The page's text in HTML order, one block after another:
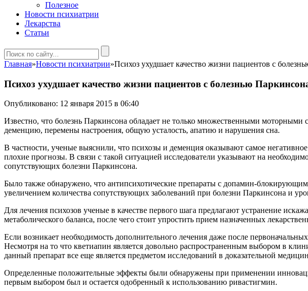
Полезное
Новости психиатрии
Лекарства
Статьи
Главная»Новости психиатрии»Психоз ухудшает качество жизни пациентов с
Психоз ухудшает качество жизни пациентов с болезнью
Опубликовано: 12 января 2015 в 06:40
Известно, что болезнь Паркинсона обладает не только множественными
деменцию, перемены настроения, общую усталость, апатию и нарушения сна.
В частности, ученые выяснили, что психозы и деменция оказывают самое
плохие прогнозы. В связи с такой ситуацией исследователи указывают на
сопутствующих болезни Паркинсона.
Было также обнаружено, что антипсихотические препараты с допамин-
увеличением количества сопутствующих заболеваний при болезни Паркинсона и
Для лечения психозов ученые в качестве первого шага предлагают устранение
метаболического баланса, после чего стоит упростить прием назначенных
Если возникает необходимость дополнительного лечения даже после
Несмотря на то что кветиапин является довольно распространенным выбором в
данный препарат все еще является предметом исследований в доказательной
Определенные положительные эффекты были обнаружены при применении
первым выбором был и остается одобренный к использованию ривастигмин.